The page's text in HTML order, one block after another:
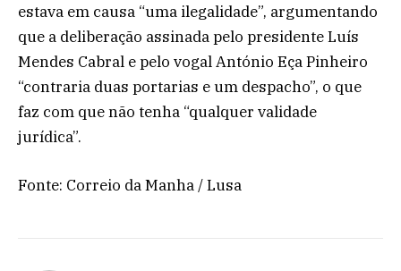
estava em causa “uma ilegalidade”, argumentando
que a deliberação assinada pelo presidente Luís
Mendes Cabral e pelo vogal António Eça Pinheiro
“contraria duas portarias e um despacho”, o que
faz com que não tenha “qualquer validade
jurídica”.
Fonte: Correio da Manha / Lusa